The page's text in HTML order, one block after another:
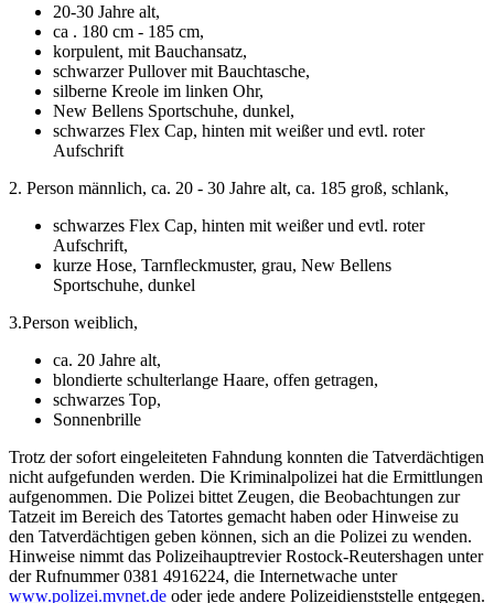
20-30 Jahre alt,
ca . 180 cm - 185 cm,
korpulent, mit Bauchansatz,
schwarzer Pullover mit Bauchtasche,
silberne Kreole im linken Ohr,
New Bellens Sportschuhe, dunkel,
schwarzes Flex Cap, hinten mit weißer und evtl. roter
Aufschrift
2. Person männlich, ca. 20 - 30 Jahre alt, ca. 185 groß, schlank,
schwarzes Flex Cap, hinten mit weißer und evtl. roter
Aufschrift,
kurze Hose, Tarnfleckmuster, grau, New Bellens
Sportschuhe, dunkel
3.Person weiblich,
ca. 20 Jahre alt,
blondierte schulterlange Haare, offen getragen,
schwarzes Top,
Sonnenbrille
Trotz der sofort eingeleiteten Fahndung konnten die Tatverdächtigen
nicht aufgefunden werden. Die Kriminalpolizei hat die Ermittlungen
aufgenommen. Die Polizei bittet Zeugen, die Beobachtungen zur
Tatzeit im Bereich des Tatortes gemacht haben oder Hinweise zu
den Tatverdächtigen geben können, sich an die Polizei zu wenden.
Hinweise nimmt das Polizeihauptrevier Rostock-Reutershagen unter
der Rufnummer 0381 4916224, die Internetwache unter
www.polizei.mvnet.de oder jede andere Polizeidienststelle entgegen.